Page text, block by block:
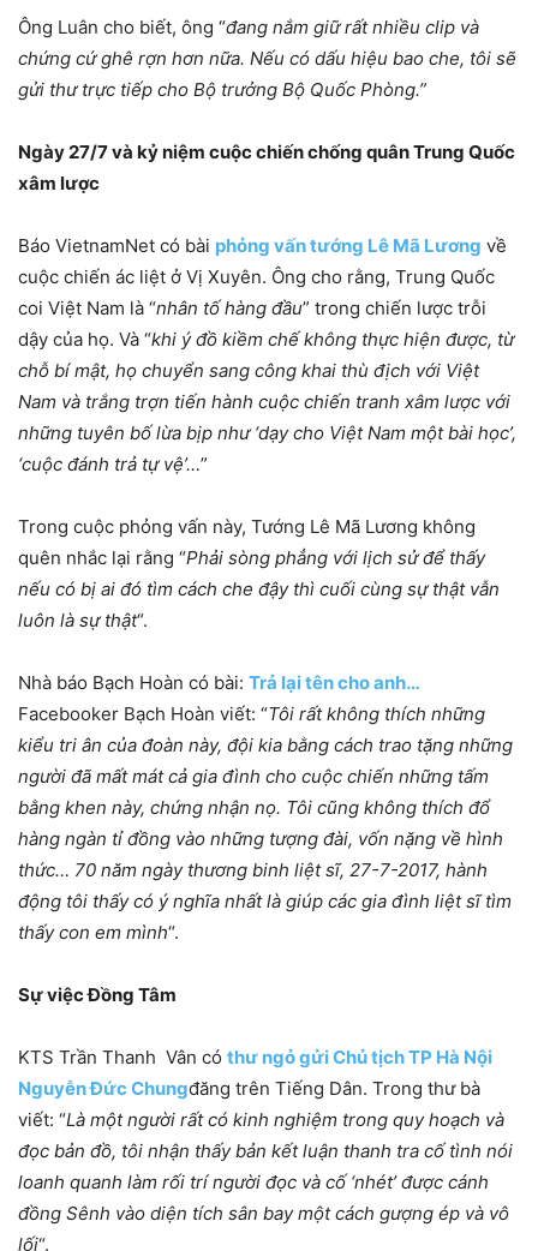
Ông Luân cho biết, ông “đang nắm giữ rất nhiều clip và
chứng cứ ghê rợn hơn nữa. Nếu có dấu hiệu bao che, tôi sẽ
gửi thư trực tiếp cho Bộ trưởng Bộ Quốc Phòng.”
Ngày 27/7 và kỷ niệm cuộc chiến chống quân Trung Quốc
xâm lược
Báo VietnamNet có bài phỏng vấn tướng Lê Mã Lương về
cuộc chiến ác liệt ở Vị Xuyên. Ông cho rằng, Trung Quốc
coi Việt Nam là “nhân tố hàng đầu” trong chiến lược trỗi
dậy của họ. Và “khi ý đồ kiềm chế không thực hiện được, từ
chỗ bí mật, họ chuyển sang công khai thù địch với Việt
Nam và trắng trợn tiến hành cuộc chiến tranh xâm lược với
những tuyên bố lừa bịp như ‘dạy cho Việt Nam một bài học’,
‘cuộc đánh trả tự vệ’…”
Trong cuộc phỏng vấn này, Tướng Lê Mã Lương không
quên nhắc lại rằng “Phải sòng phẳng với lịch sử để thấy
nếu có bị ai đó tìm cách che đậy thì cuối cùng sự thật vẫn
luôn là sự thật“.
Nhà báo Bạch Hoàn có bài: Trả lại tên cho anh…
Facebooker Bạch Hoàn viết: “Tôi rất không thích những
kiểu tri ân của đoàn này, đội kia bằng cách trao tặng những
người đã mất mát cả gia đình cho cuộc chiến những tấm
bằng khen này, chứng nhận nọ. Tôi cũng không thích đổ
hàng ngàn tỉ đồng vào những tượng đài, vốn nặng về hình
thức… 70 năm ngày thương binh liệt sĩ, 27-7-2017, hành
động tôi thấy có ý nghĩa nhất là giúp các gia đình liệt sĩ tìm
thấy con em mình“.
Sự việc Đồng Tâm
KTS Trần Thanh Vân có thư ngỏ gửi Chủ tịch TP Hà Nội
Nguyễn Đức Chungđăng trên Tiếng Dân. Trong thư bà
viết: “Là một người rất có kinh nghiệm trong quy hoạch và
đọc bản đồ, tôi nhận thấy bản kết luận thanh tra cố tình nói
loanh quanh làm rối trí người đọc và cố ‘nhét’ được cánh
đồng Sênh vào diện tích sân bay một cách gượng ép và vô
lối“.